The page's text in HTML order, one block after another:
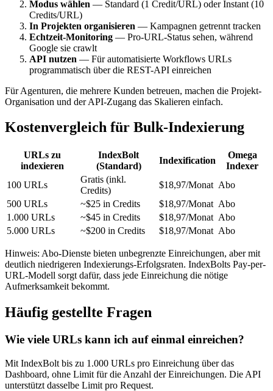
Modus wählen — Standard (1 Credit/URL) oder Instant (10
Credits/URL)
In Projekten organisieren — Kampagnen getrennt tracken
Echtzeit-Monitoring — Pro-URL-Status sehen, während
Google sie crawlt
API nutzen — Für automatisierte Workflows URLs
programmatisch über die REST-API einreichen
Für Agenturen, die mehrere Kunden betreuen, machen die Projekt-
Organisation und der API-Zugang das Skalieren einfach.
Kostenvergleich für Bulk-Indexierung
URLs zu
indexieren
IndexBolt
(Standard)
Indexification
Omega
Indexer
100 URLs
Gratis (inkl.
Credits)
$18,97/Monat Abo
500 URLs
~$25 in Credits $18,97/Monat Abo
1.000 URLs
~$45 in Credits $18,97/Monat Abo
5.000 URLs
~$200 in Credits $18,97/Monat Abo
Hinweis: Abo-Dienste bieten unbegrenzte Einreichungen, aber mit
deutlich niedrigeren Indexierungs-Erfolgsraten. IndexBolts Pay-per-
URL-Modell sorgt dafür, dass jede Einreichung die nötige
Aufmerksamkeit bekommt.
Häufig gestellte Fragen
Wie viele URLs kann ich auf einmal einreichen?
Mit IndexBolt bis zu 1.000 URLs pro Einreichung über das
Dashboard, ohne Limit für die Anzahl der Einreichungen. Die API
unterstützt dasselbe Limit pro Request.